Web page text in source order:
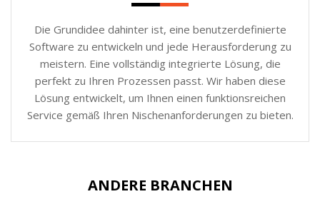
Die Grundidee dahinter ist, eine benutzerdefinierte
Software zu entwickeln und jede Herausforderung zu
meistern. Eine vollständig integrierte Lösung, die
perfekt zu Ihren Prozessen passt. Wir haben diese
Lösung entwickelt, um Ihnen einen funktionsreichen
Service gemäß Ihren Nischenanforderungen zu bieten.
ANDERE BRANCHEN